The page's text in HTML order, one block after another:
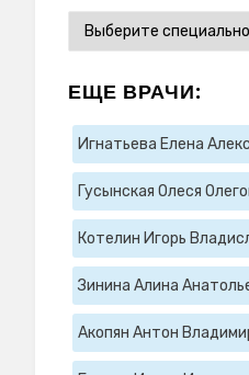
ЕЩЕ ВРАЧИ:
Игнатьева Елена
Гусынская Олеся
Котелин Игорь
Зинина Алина
Акопян Антон